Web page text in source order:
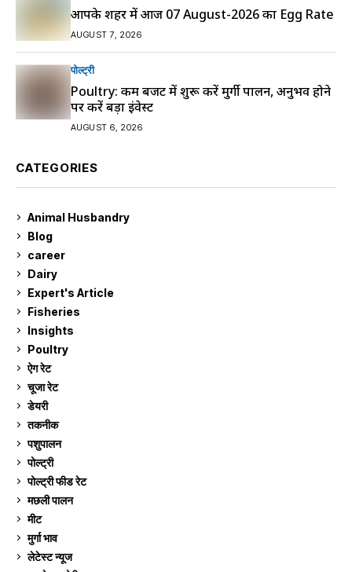
आपके शहर में आज 07 August-2026 का Egg Rate
AUGUST 7, 2026
पोल्ट्री
Poultry: कम बजट में शुरू करें मुर्गी पालन, अनुभव होने
पर करें बड़ा इंवेस्ट
AUGUST 6, 2026
CATEGORIES
Animal Husbandry
Blog
career
Dairy
Expert's Article
Fisheries
Insights
Poultry
ऐग रेट
चूजा रेट
डेयरी
तकनीक
पशुपालन
पोल्ट्री
पोल्ट्री फीड रेट
मछली पालन
मीट
मुर्गा भाव
लेटेस्ट न्यूज